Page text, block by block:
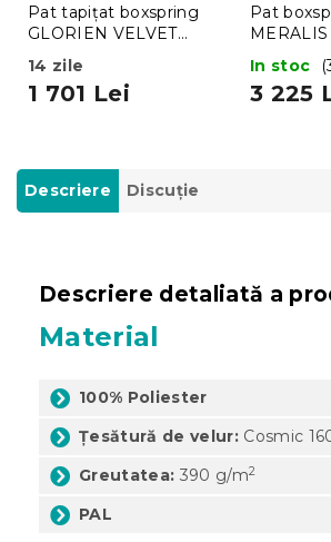
Pat tapițat boxspring
GLORIEN VELVET
90x200 cm gri
14 zile
1 701 Lei
Pat
In stoc
3 225
Descriere Discuţie
Descriere detaliată a
Material
100% Poliester
Țesătură de velur: Cosmic
Greutatea: 390 g/m2
PAL